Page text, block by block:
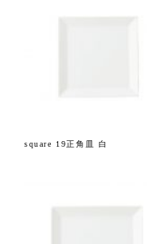
square 19正角皿 白